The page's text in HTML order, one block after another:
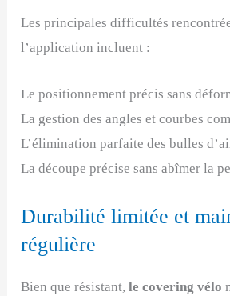
Les principales difficultés
l’application incluent :
Le positionnement précis sans
La gestion des angles et courbes
L’élimination parfaite des bulles
La découpe précise sans abîmer la
Durabilité limitée et
régulière
Bien que résistant,le covering vélo